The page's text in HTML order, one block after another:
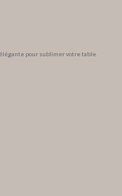
pour sublimer votre table.